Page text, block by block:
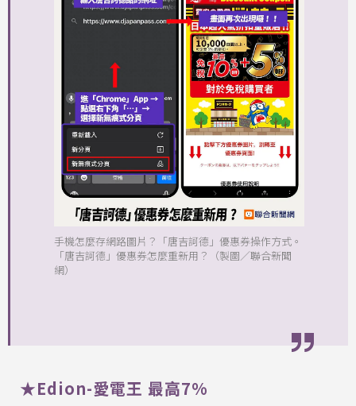
手機怎麼存網路圖片？「唐吉訶德」優惠券操作方式。
「唐吉訶德」優惠券怎麼重新用？（製圖／聯合新聞
網）
★Edion-愛電王 最高7%